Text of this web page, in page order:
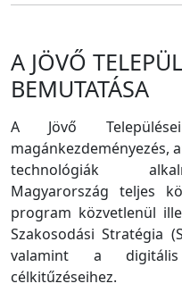
A JÖVŐ
BEMUTATÁSA
A Jövő
magánkezdeményezés,
technológiák
Magyarország teljes
program közvetlenül
Szakosodási Stratégia
valamint a digitális
célkitűzéseihez.